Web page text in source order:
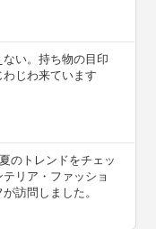
い。持ち物の目印
じわ来ています
のトレンドをチェッ
リア・ファッショ
訪問しました。